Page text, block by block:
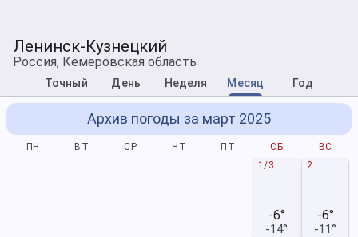
Ленинск-Кузнецкий
Россия, Кемеровская область
Точный День Неделя Месяц Год
Архив погоды за март 2025
ПН ВТ СР ЧТ ПТ СБ
ВС
1/3
-6°
-14°
2
-6°
-11°